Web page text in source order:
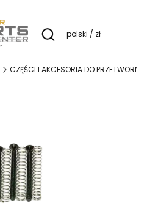
Otwórz wyszukiwarkę
polski / zł
CZĘŚCI I AKCESORIA DO